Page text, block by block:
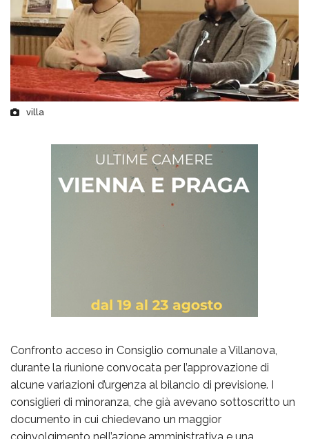
villa
Confronto acceso in Consiglio comunale a Villanova,
durante la riunione convocata per l’approvazione di
alcune variazioni d’urgenza al bilancio di previsione. I
consiglieri di minoranza, che già avevano sottoscritto un
documento in cui chiedevano un maggior
coinvolgimento nell’azione amministrativa e una